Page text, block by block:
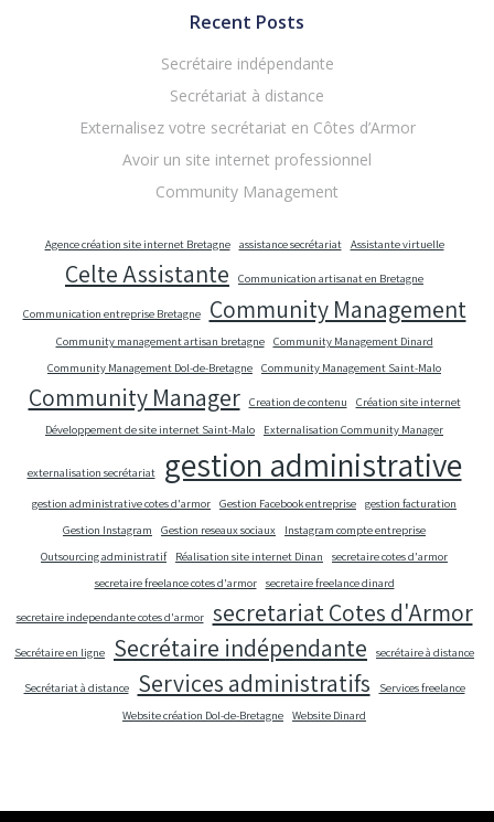
Recent Posts
Secrétaire indépendante
Secrétariat à distance
Externalisez votre secrétariat en Côtes d’Armor
Avoir un site internet professionnel
Community Management
Agence création site internet Bretagne assistance secrétariat Assistante virtuelle
Celte Assistante Communication artisanat en Bretagne
Communication entreprise Bretagne Community Management
Community management artisan bretagne
Community Management Dinard
Community Management Dol-de-Bretagne Community Management Saint-Malo
Community Manager Creation de contenu
Création site internet
Développement de site internet Saint-Malo
Externalisation Community Manager
externalisation secrétariat gestion administrative
gestion administrative cotes d'armor Gestion Facebook entreprise gestion facturation
Gestion Instagram
Gestion reseaux sociaux
Instagram compte entreprise
Outsourcing administratif
Réalisation site internet Dinan
secretaire cotes d'armor
secretaire freelance cotes d'armor
secretaire freelance dinard
secretaire independante cotes d'armor secretariat Cotes d'Armor
Secrétaire en ligne Secrétaire indépendante secrétaire à distance
Secrétariat à distance Services administratifs
Services freelance
Website création Dol-de-Bretagne Website Dinard